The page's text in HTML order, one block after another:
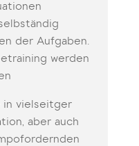
der Aufgaben.
werden
in vielseitger
aber auch